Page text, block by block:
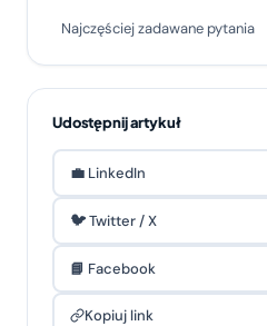
Najczęściej zadawane pytania
Udostępnij artykuł
💼 LinkedIn
🐦 Twitter / X
📘 Facebook
Kopiuj link